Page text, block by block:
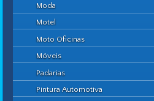
Moda
Motel
Moto Oficinas
Móveis
Padarias
Pintura Automotiva